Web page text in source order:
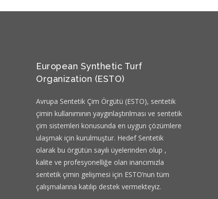
European Synthetic Turf
Organization (ESTO)
Avrupa Sentetik Çim Örgütü (ESTO), sentetik
çimin kullanımının yaygınlaştırılması ve sentetik
çim sistemleri konusunda en uygun çözümlere
ulaşmak için kurulmuştur. Hedef Sentetik
olarak bu örgütün sayılı üyelerinden olup ,
kalite ve profesyonelliğe olan inancımızla
sentetik çimin gelişmesi için ESTO’nun tüm
çalışmalarına katılıp destek vermekteyiz.